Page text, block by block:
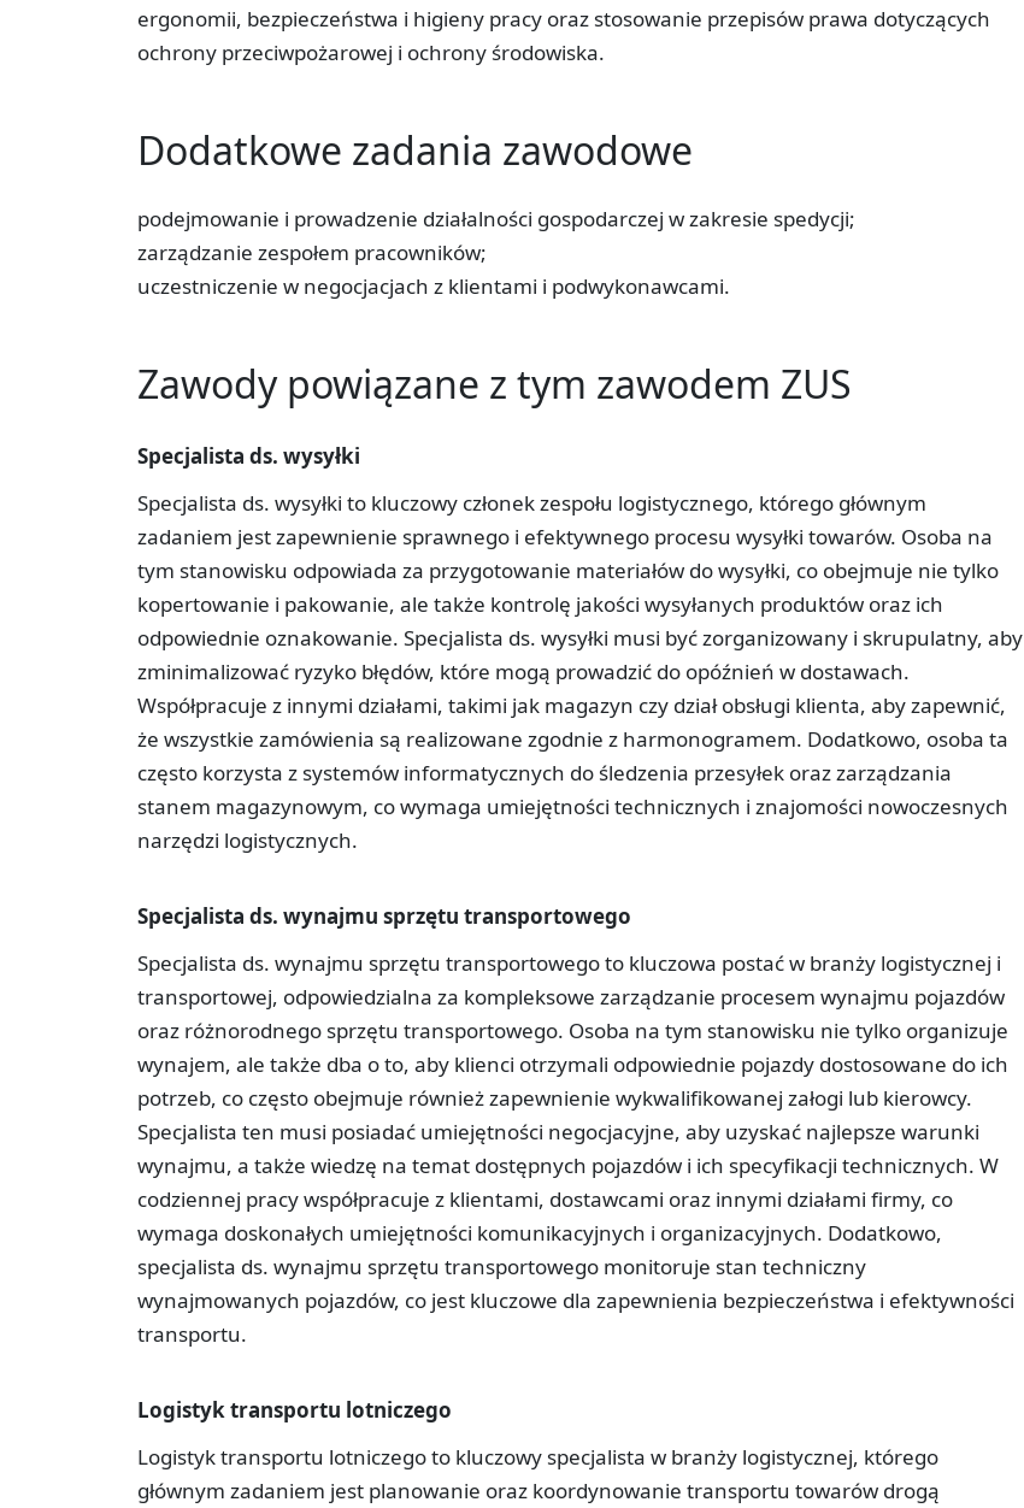
ergonomii, bezpieczeństwa i higieny pracy oraz stosowanie przepisów prawa dotyczących
ochrony przeciwpożarowej i ochrony środowiska.
Dodatkowe zadania zawodowe
podejmowanie i prowadzenie działalności gospodarczej w zakresie spedycji;
zarządzanie zespołem pracowników;
uczestniczenie w negocjacjach z klientami i podwykonawcami.
Zawody powiązane z tym zawodem ZUS
Specjalista ds. wysyłki
Specjalista ds. wysyłki to kluczowy członek zespołu logistycznego, którego głównym
zadaniem jest zapewnienie sprawnego i efektywnego procesu wysyłki towarów. Osoba na
tym stanowisku odpowiada za przygotowanie materiałów do wysyłki, co obejmuje nie tylko
kopertowanie i pakowanie, ale także kontrolę jakości wysyłanych produktów oraz ich
odpowiednie oznakowanie. Specjalista ds. wysyłki musi być zorganizowany i skrupulatny, aby
zminimalizować ryzyko błędów, które mogą prowadzić do opóźnień w dostawach.
Współpracuje z innymi działami, takimi jak magazyn czy dział obsługi klienta, aby zapewnić,
że wszystkie zamówienia są realizowane zgodnie z harmonogramem. Dodatkowo, osoba ta
często korzysta z systemów informatycznych do śledzenia przesyłek oraz zarządzania
stanem magazynowym, co wymaga umiejętności technicznych i znajomości nowoczesnych
narzędzi logistycznych.
Specjalista ds. wynajmu sprzętu transportowego
Specjalista ds. wynajmu sprzętu transportowego to kluczowa postać w branży logistycznej i
transportowej, odpowiedzialna za kompleksowe zarządzanie procesem wynajmu pojazdów
oraz różnorodnego sprzętu transportowego. Osoba na tym stanowisku nie tylko organizuje
wynajem, ale także dba o to, aby klienci otrzymali odpowiednie pojazdy dostosowane do ich
potrzeb, co często obejmuje również zapewnienie wykwalifikowanej załogi lub kierowcy.
Specjalista ten musi posiadać umiejętności negocjacyjne, aby uzyskać najlepsze warunki
wynajmu, a także wiedzę na temat dostępnych pojazdów i ich specyfikacji technicznych. W
codziennej pracy współpracuje z klientami, dostawcami oraz innymi działami firmy, co
wymaga doskonałych umiejętności komunikacyjnych i organizacyjnych. Dodatkowo,
specjalista ds. wynajmu sprzętu transportowego monitoruje stan techniczny
wynajmowanych pojazdów, co jest kluczowe dla zapewnienia bezpieczeństwa i efektywności
transportu.
Logistyk transportu lotniczego
Logistyk transportu lotniczego to kluczowy specjalista w branży logistycznej, którego
głównym zadaniem jest planowanie oraz koordynowanie transportu towarów drogą